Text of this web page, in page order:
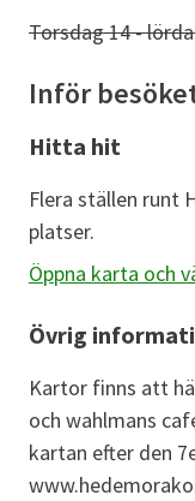
Torsdag 14 -
Inför
Hitta hit
Flera ställen runt
platser.
Öppna karta och
Övrig
Kartor finns att
och wahlmans
kartan efter den